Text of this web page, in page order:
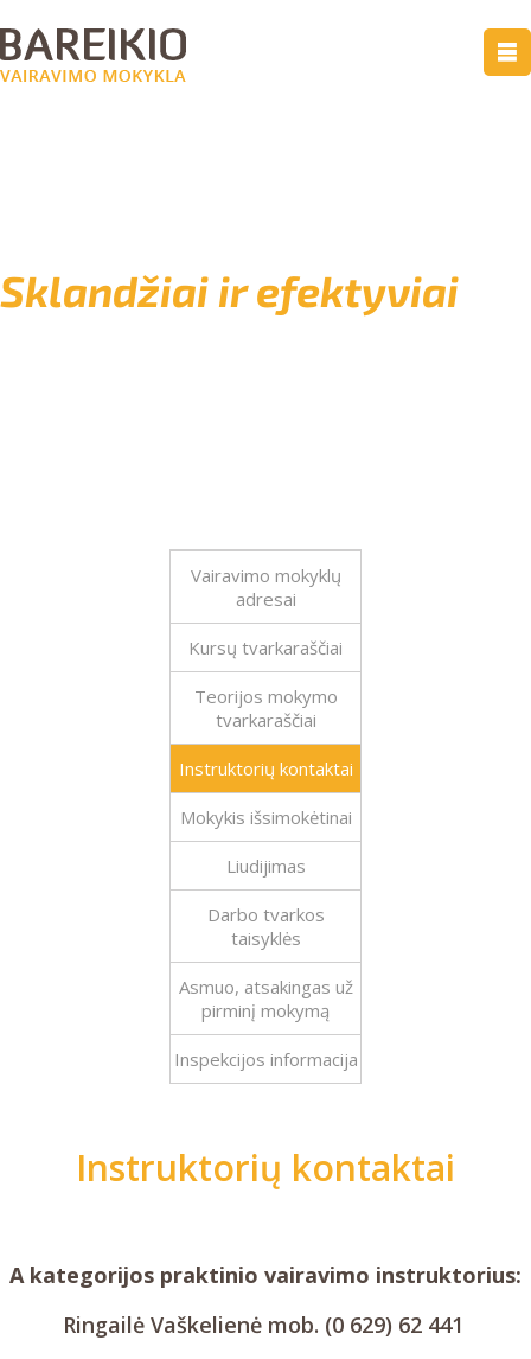
Sklandžiai ir efektyviai
Vairavimo mokyklų
adresai
Kursų tvarkaraščiai
Teorijos mokymo
tvarkaraščiai
Instruktorių kontaktai
Mokykis išsimokėtinai
Liudijimas
Darbo tvarkos
taisyklės
Asmuo, atsakingas už
pirminį mokymą
Inspekcijos informacija
Instruktorių kontaktai
A kategorijos praktinio vairavimo instruktorius:
Ringailė Vaškelienė mob. (0 629) 62 441